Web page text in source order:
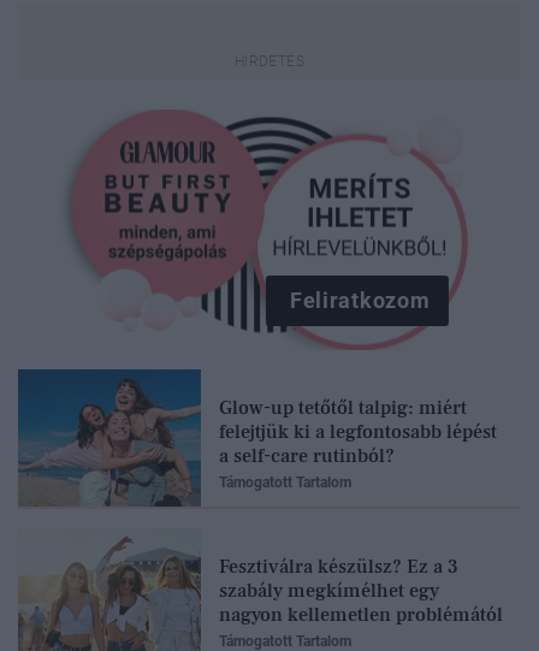
Feliratkozom
Glow-up tetőtől talpig: miért
felejtjük ki a legfontosabb lépést
a self-care rutinból?
Támogatott Tartalom
Fesztiválra készülsz? Ez a 3
szabály megkímélhet egy
nagyon kellemetlen problémától
Támogatott Tartalom